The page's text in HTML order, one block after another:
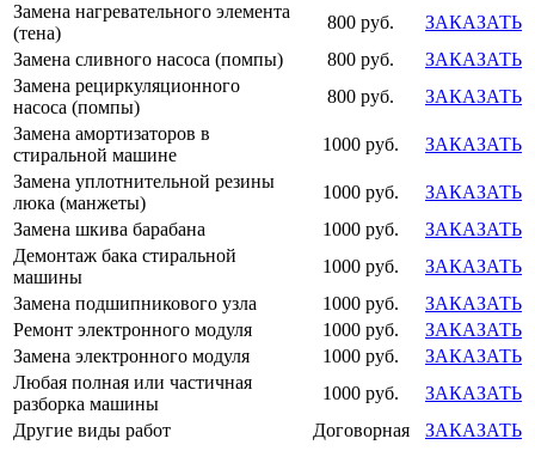
Замена нагревательного элемента
(тена)
800 руб.
ЗАКАЗАТЬ
Замена сливного насоса (помпы)
800 руб.
ЗАКАЗАТЬ
Замена рециркуляционного
насоса (помпы)
800 руб.
ЗАКАЗАТЬ
Замена амортизаторов в
стиральной машине
1000 руб.
ЗАКАЗАТЬ
Замена уплотнительной резины
люка (манжеты)
1000 руб.
ЗАКАЗАТЬ
Замена шкива барабана
1000 руб.
ЗАКАЗАТЬ
Демонтаж бака стиральной
машины
1000 руб.
ЗАКАЗАТЬ
Замена подшипникового узла
1000 руб.
ЗАКАЗАТЬ
Ремонт электронного модуля
1000 руб.
ЗАКАЗАТЬ
Замена электронного модуля
1000 руб.
ЗАКАЗАТЬ
Любая полная или частичная
разборка машины
1000 руб.
ЗАКАЗАТЬ
Другие виды работ
Договорная ЗАКАЗАТЬ